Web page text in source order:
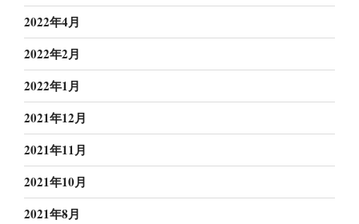
2022年4月
2022年2月
2022年1月
2021年12月
2021年11月
2021年10月
2021年8月